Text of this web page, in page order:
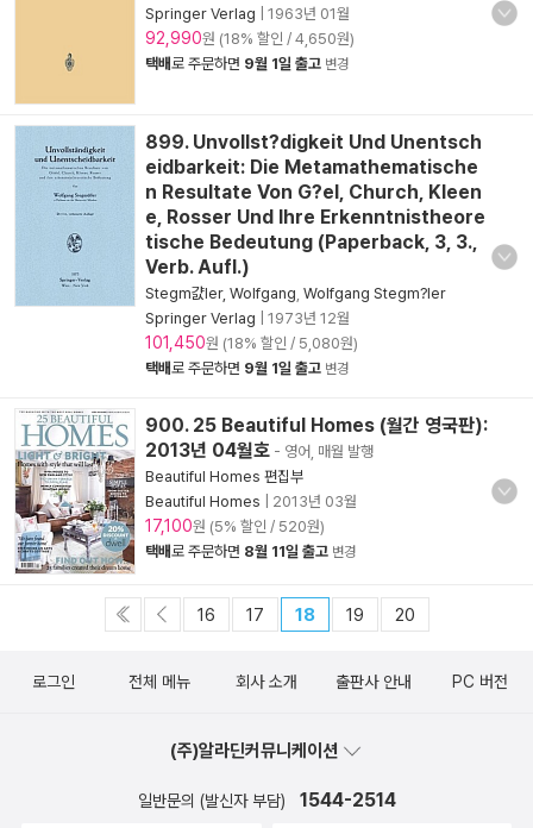
Springer Verlag
1963년 01월
92,990원 (18% 할인 / 4,650원)
택배로 주문하면 9월 1일 출고 변경
899. Unvollst?digkeit Und Unentsch
eidbarkeit: Die Metamathematische
n Resultate Von G?el, Church, Kleen
e, Rosser Und Ihre Erkenntnistheore
tische Bedeutung (Paperback, 3, 3.,
Verb. Aufl.)
Stegm걄ler, Wolfgang Wolfgang Stegm?ler
Springer Verlag
1973년 12월
101,450원 (18% 할인 / 5,080원)
택배로 주문하면 9월 1일 출고 변경
900. 25 Beautiful Homes (월간 영국판):
2013년 04월호 - 영어, 매월 발행
Beautiful Homes 편집부
Beautiful Homes
2013년 03월
17,100원 (5% 할인 / 520원)
택배로 주문하면 8월 11일 출고 변경
16 17 18 19 20
로그인 전체 메뉴 회사 소개 출판사 안내 PC 버전
(주)알라딘커뮤니케이션
일반문의 (발신자 부담) 1544-2514